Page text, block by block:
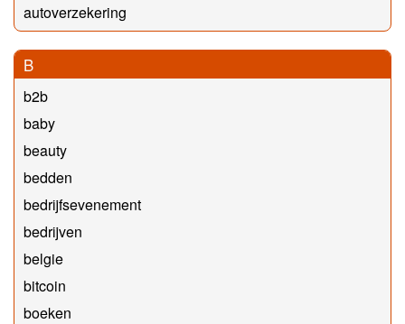
autoverzekering
B
b2b
baby
beauty
bedden
bedrijfsevenement
bedrijven
belgie
bitcoin
boeken